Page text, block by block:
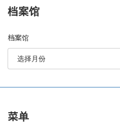
档案馆
档案馆
菜单